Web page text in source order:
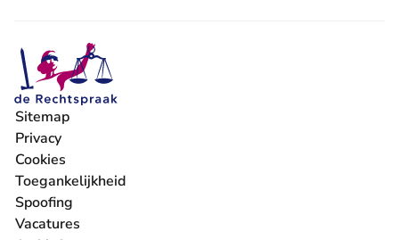
Sitemap
Privacy
Cookies
Toegankelijkheid
Spoofing
Vacatures
- U verlaat Rechtspraak.nl